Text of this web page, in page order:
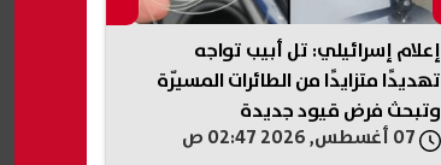
إعلام إسرائيلي: تل أبيب تواجه
تهديدًا متزايدًا من الطائرات المسيّرة
وتبحث فرض قيود جديدة